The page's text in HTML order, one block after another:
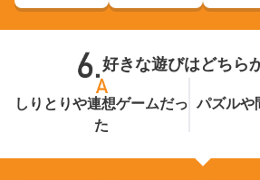
好きな遊びはどちら
しりとりや連想ゲームだっ
た
パズルや